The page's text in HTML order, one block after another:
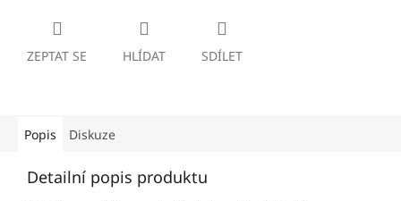
ZEPTAT SE HLÍDAT SDÍLET
Popis Diskuze
Detailní popis produktu